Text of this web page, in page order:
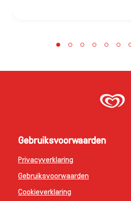
Gebruiksvoorwaarden
Privacyverklaring
Gebruiksvoorwaarden
Cookieverklaring